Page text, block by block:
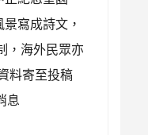
寫成詩文，
，海外民眾亦
料寄至投稿
息